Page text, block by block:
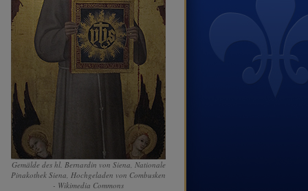
Gemälde des hl. Bernardin von Siena, Nationale
Pinakothek Siena, Hochgeladen von Combusken
- Wikimedia Commons